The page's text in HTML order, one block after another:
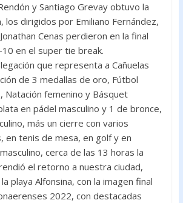
y Santiago Grevay obtuvo la
los dirigidos por Emiliano Fernández,
Cenas perdieron en la final
en el super tie break.
que representa a Cañuelas
de 3 medallas de oro, Fútbol
Natación femenino y Básquet
en pádel masculino y 1 de bronce,
más un cierre con varios
en tenis de mesa, en golf y en
cerca de las 13 horas la
el retorno a nuestra ciudad,
playa Alfonsina, con la imagen final
2022, con destacadas